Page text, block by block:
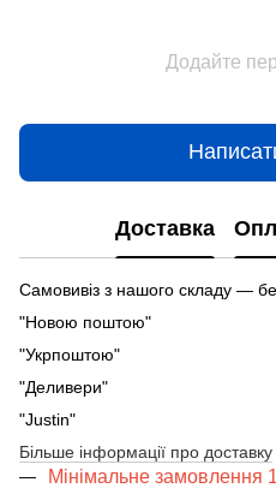
Додайте
Доставка
Самовивіз з нашого складу —
"Новою поштою"
"Укрпоштою"
"Деливери"
"Justin"
Більше інформації про доставку
Мінімальне замовлення